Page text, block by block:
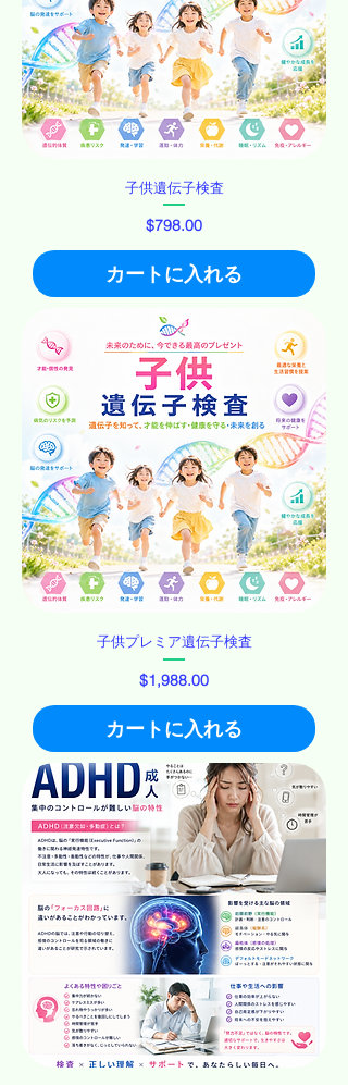
子供遺伝子検査
価格
$798.00
カートに入れる
子供プレミア遺伝子検査
価格
$1,988.00
カートに入れる